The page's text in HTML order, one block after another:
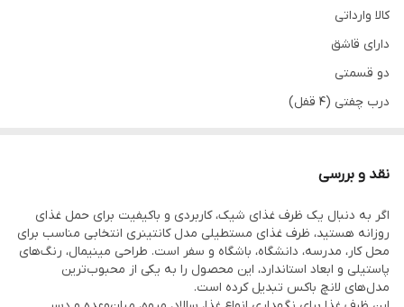
کالا وارداتی
دارای قاشق
دو قسمتی
درب چفتی (4 قفل)
آیا این ظرف برای مدرسه مناسب است؟
بله، ابعاد مناسب و وزن سبک آن باعث می‌شود گزینه‌ای مناسب برای
مدرسه، دانشگاه و محل کار باشد.
نقد و بررسی
اگر به دنبال یک ظرف غذای شیک، کاربردی و باکیفیت برای حمل غذای
روزانه هستید، ظرف غذای مستطیلی مدل کانتینری انتخابی مناسب برای
محل کار، مدرسه، دانشگاه، باشگاه و سفر است. طراحی مینیمال، رنگ‌های
پاستیلی و ابعاد استاندارد، این محصول را به یکی از محبوب‌ترین
مدل‌های لانچ باکس تبدیل کرده است.